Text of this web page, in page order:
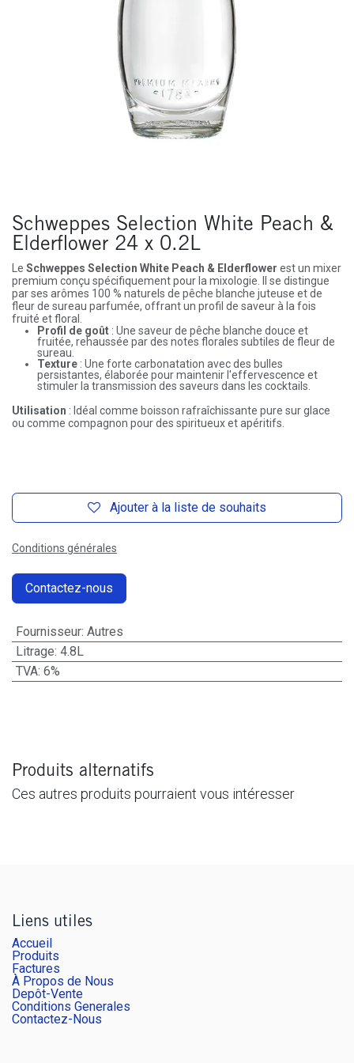
Schweppes Selection White Peach &
Elderflower 24 x 0.2L
Le Schweppes Selection White Peach & Elderflower est un mixer
premium conçu spécifiquement pour la mixologie. Il se distingue
par ses arômes 100 % naturels de pêche blanche juteuse et de
fleur de sureau parfumée, offrant un profil de saveur à la fois
fruité et floral.
Profil de goût : Une saveur de pêche blanche douce et
fruitée, rehaussée par des notes florales subtiles de fleur de
sureau.
Texture : Une forte carbonatation avec des bulles
persistantes, élaborée pour maintenir l'effervescence et
stimuler la transmission des saveurs dans les cocktails.
Utilisation : Idéal comme boisson rafraîchissante pure sur glace
ou comme compagnon pour des spiritueux et apéritifs.
Ajouter à la liste de souhaits
Conditions générales
Contactez-nous
Fournisseur: Autres
Litrage: 4.8L
TVA: 6%
Produits alternatifs
Ces autres produits pourraient vous intéresser
Liens utiles
Accueil
Produits
Factures
À Propos de Nous
Depôt-Vente
Conditions Generales
Contactez-Nous